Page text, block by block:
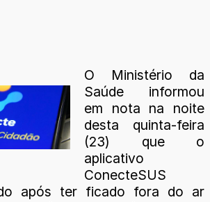
O Ministério da
Saúde informou
em nota na noite
desta quinta-feira
(23) que o
aplicativo
ConecteSUS
após ter ficado fora do ar